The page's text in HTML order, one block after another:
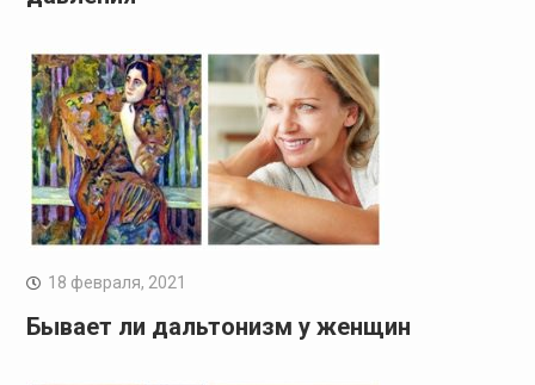
18 февраля, 2021
Бывает ли дальтонизм у женщин